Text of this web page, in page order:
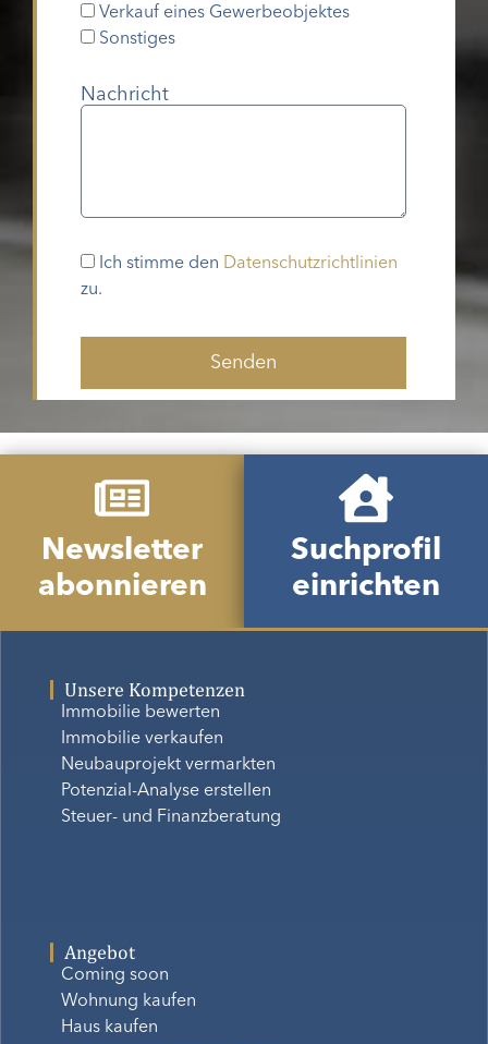
Verkauf eines Gewerbeobjektes
Sonstiges
Nachricht
Ich stimme den Datenschutzrichtlinien
zu.
Senden
Newsletter
abonnieren
Suchprofil
einrichten
Unsere Kompetenzen
Immobilie bewerten
Immobilie verkaufen
Neubauprojekt vermarkten
Potenzial-Analyse erstellen
Steuer- und Finanzberatung
Angebot
Coming soon
Wohnung kaufen
Haus kaufen